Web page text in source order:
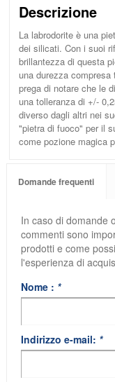
Descrizione
La labrodorite è una
dei silicati. Con i suoi
brillantezza di questa
una durezza
prega di notare che le
una tolleranza di +/-
diverso dagli altri nei
"pietra di fuoco" per il
come pozione magica
Domande frequenti
In caso di domande
commenti sono
prodotti e come
l'esperienza di
Nome : *
Indirizzo e-mail: *